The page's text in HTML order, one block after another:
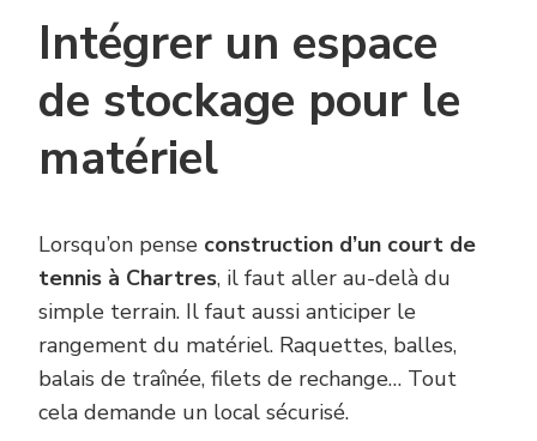
Intégrer un espace
de stockage pour le
matériel
Lorsqu’on pense construction d’un court de
tennis à Chartres, il faut aller au-delà du
simple terrain. Il faut aussi anticiper le
rangement du matériel. Raquettes, balles,
balais de traînée, filets de rechange… Tout
cela demande un local sécurisé.